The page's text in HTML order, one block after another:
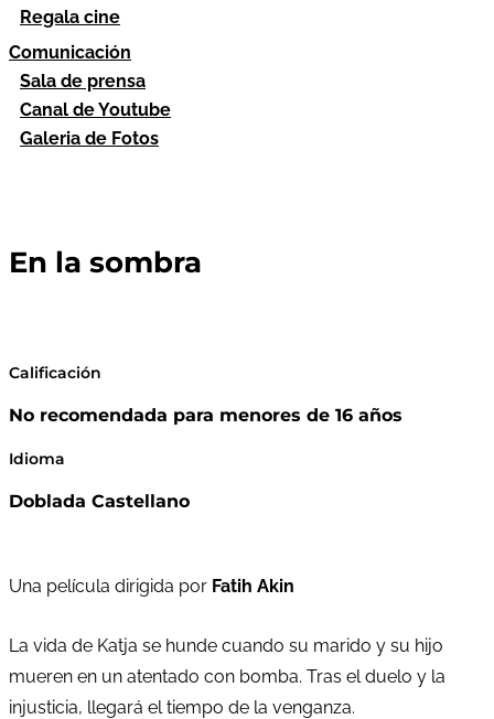
Regala cine
Comunicación
Sala de prensa
Canal de Youtube
Galeria de Fotos
En la sombra
Calificación
No recomendada para menores de 16 años
Idioma
Doblada Castellano
Una película dirigida por Fatih Akin
La vida de Katja se hunde cuando su marido y su hijo
mueren en un atentado con bomba. Tras el duelo y la
injusticia, llegará el tiempo de la venganza.